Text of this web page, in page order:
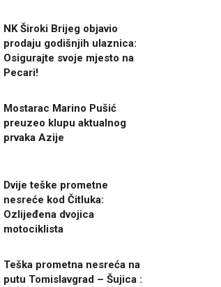
NK Široki Brijeg objavio
prodaju godišnjih ulaznica:
Osigurajte svoje mjesto na
Pecari!
Mostarac Marino Pušić
preuzeo klupu aktualnog
prvaka Azije
Dvije teške prometne
nesreće kod Čitluka:
Ozlijeđena dvojica
motociklista
Teška prometna nesreća na
putu Tomislavgrad – Šujica :